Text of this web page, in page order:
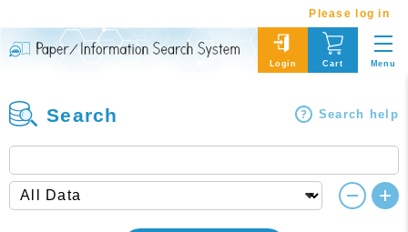
Please log in
Login Cart Menu
Search Search help